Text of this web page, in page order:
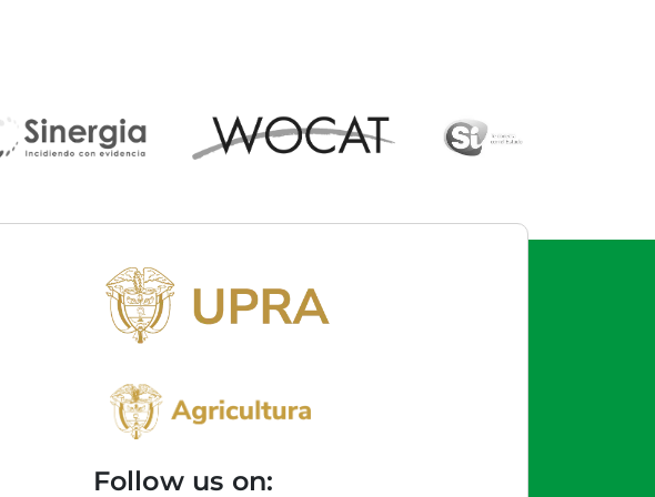
Follow us on: